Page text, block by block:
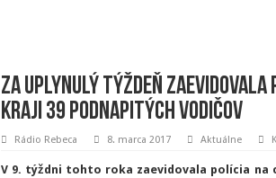
Za uplynulý týždeň
kraji 39 podnapitých vodičov
Rádio Rebeca 8. marca 2017 Aktuálne
V 9. týždni tohto roka zaevidovala polícia na